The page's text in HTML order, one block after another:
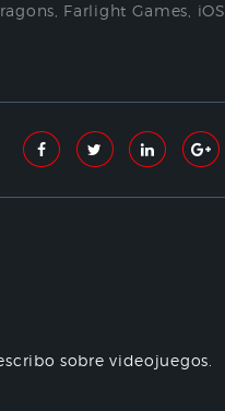
Farlight Games iOS
sobre videojuegos.